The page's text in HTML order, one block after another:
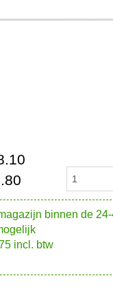
binnen de
incl. btw